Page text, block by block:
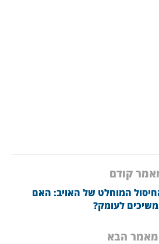
קודם
המוחלט של האויב: האם
לעומק?
הבא